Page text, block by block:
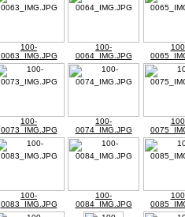
100-
0063_IMG.JPG
100-
0064_IMG.JPG
100-
0073_IMG.JPG
100-
0074_IMG.JPG
100-
0083_IMG.JPG
100-
0084_IMG.JPG